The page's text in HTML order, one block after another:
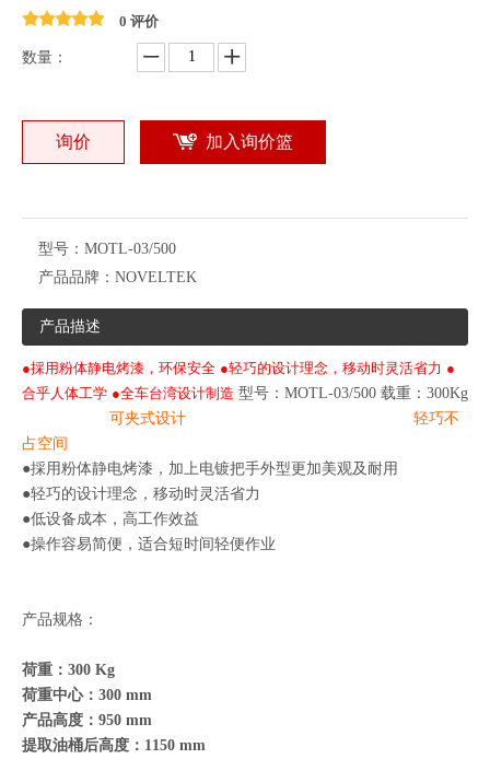
0 评价
数量：
询价 加入询价篮
型号： MOTL-03/500
产品品牌： NOVELTEK
产品描述
●採用粉体静电烤漆，环保安全 ●轻巧的设计理念，移动时灵活省力 ●
合乎人体工学 ●全车台湾设计制造 型号：MOTL-03/500 载重：300Kg
可夹式设计 轻巧不
占空间
●採用粉体静电烤漆，加上电镀把手外型更加美观及耐用
●轻巧的设计理念，移动时灵活省力
●低设备成本，高工作效益
●操作容易简便，适合短时间轻便作业
产品规格：
荷重：300 Kg
荷重中心：300 mm
产品高度：950 mm
提取油桶后高度：1150 mm